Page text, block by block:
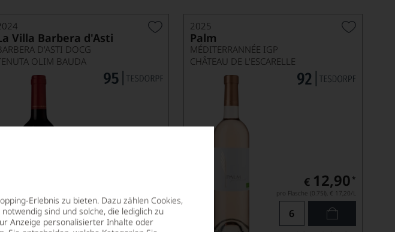
Erlebnis zu bieten. Dazu zählen Cookies,
sind und solche, die lediglich zu
Anzeige personalisierter Inhalte oder
Villa Barbera d'Asti
D'ASTI DOCG
OLIM BAUDA
2025
Palm
MÉDITERRANNÉE IGP
CHÂTEAU DE L'ESCARELLE
€ 12,90 *
pro Flasche (0.75l), € 17,20/L